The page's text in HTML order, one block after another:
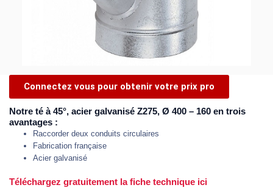
Connectez vous pour obtenir votre prix pro
Notre té à 45°, acier galvanisé Z275, Ø 400 – 160 en trois
avantages :
Raccorder deux conduits circulaires
Fabrication française
Acier galvanisé
Téléchargez gratuitement la fiche technique ici